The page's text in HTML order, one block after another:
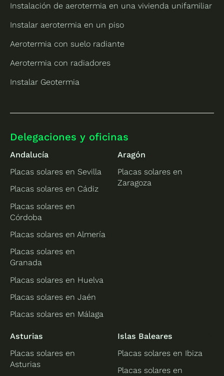
Instalación de aerotermia en una vivienda unifamiliar
Instalar aerotermia en un piso
Aerotermia con suelo radiante
Aerotermia con radiadores
Instalar Geotermia
Delegaciones y oficinas
Andalucía
Placas solares en Sevilla
Placas solares en Cádiz
Placas solares en
Córdoba
Placas solares en Almería
Placas solares en
Granada
Placas solares en Huelva
Placas solares en Jaén
Placas solares en Málaga
Aragón
Placas solares en
Zaragoza
Asturias
Placas solares en
Asturias
Islas Baleares
Placas solares en Ibiza
Placas solares en